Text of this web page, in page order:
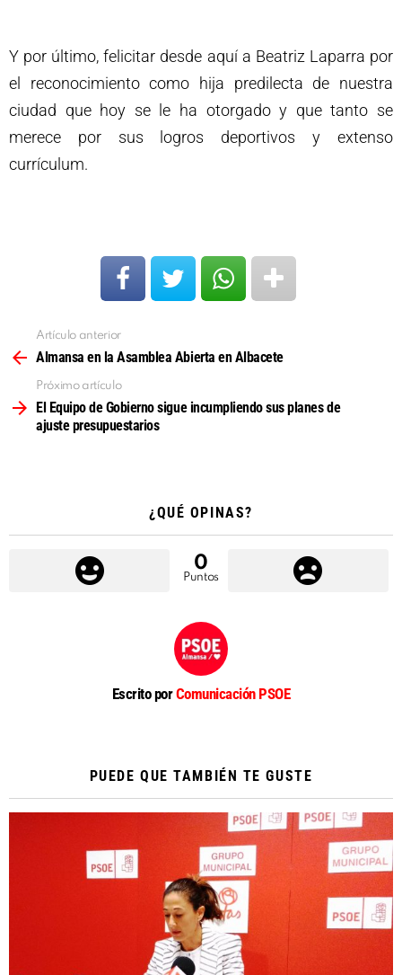
Y por último, felicitar desde aquí a Beatriz Laparra por
el reconocimiento como hija predilecta de nuestra
ciudad que hoy se le ha otorgado y que tanto se
merece por sus logros deportivos y extenso
currículum.
más
Artículo anterior
Almansa en la Asamblea Abierta en Albacete
Próximo artículo
El Equipo de Gobierno sigue incumpliendo sus planes de
ajuste presupuestarios
¿QUÉ OPINAS?
0
Puntos
Escrito porComunicación PSOE
PUEDE QUE TAMBIÉN TE GUSTE